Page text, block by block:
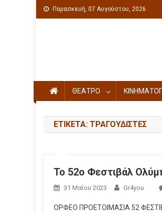
Παρασκευή, 07 Αυγούστου, 2026
ΘΕΑΤΡΟ
ΕΤΙΚΈΤΑ: ΤΡΑΓΟΥΔΙΣΤΈΣ
Το 52ο Φεστιβάλ
31 Μαΐου 2023 Gr4you
ΟΡΦΕΟ ΠΡΟΕΤΟΙΜΑΣΙΑ 52